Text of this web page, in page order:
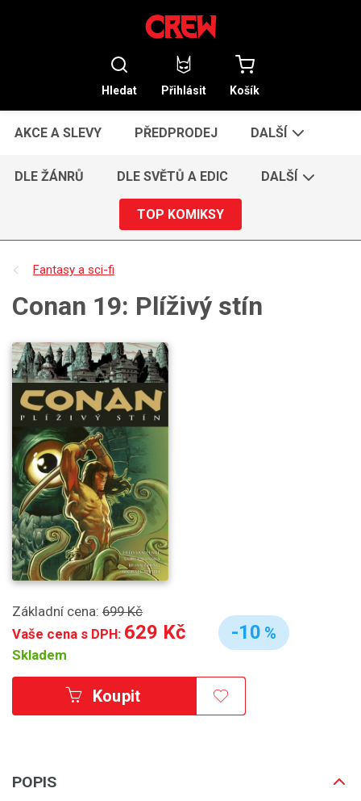
Hledat Přihlásit Košík
AKCE A SLEVY PŘEDPRODEJ DALŠÍ
DLE ŽÁNRŮ DLE SVĚTŮ A EDIC DALŠÍ
TOP KOMIKSY
Fantasy a sci-fi
Conan 19: Plíživý stín
Základní cena: 699 Kč
Vaše cena s DPH: 629 Kč
Skladem
-10 %
Koupit
POPIS